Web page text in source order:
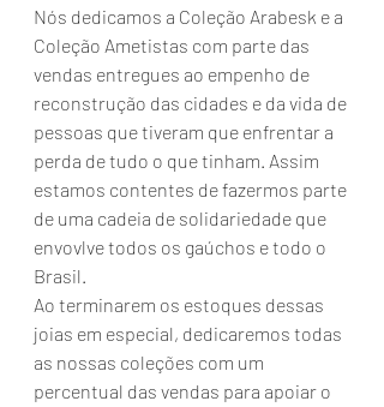
Nós dedicamos a Coleção Arabesk e a
Coleção Ametistas com parte das
vendas entregues ao empenho de
reconstrução das cidades e da vida de
pessoas que tiveram que enfrentar a
perda de tudo o que tinham. Assim
estamos contentes de fazermos parte
de uma cadeia de solidariedade que
envovlve todos os gaúchos e todo o
Brasil.
Ao terminarem os estoques dessas
joias em especial, dedicaremos todas
as nossas coleções com um
percentual das vendas para apoiar o